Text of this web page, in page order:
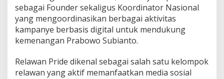
sebagai Founder sekaligus Koordinator Nasional
yang mengoordinasikan berbagai aktivitas
kampanye berbasis digital untuk mendukung
kemenangan Prabowo Subianto.
Relawan Pride dikenal sebagai salah satu kelompok
relawan yang aktif memanfaatkan media sosial